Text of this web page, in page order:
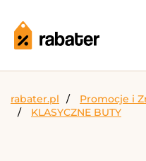
rabater.pl Promocje i
KLASYCZNE BUTY